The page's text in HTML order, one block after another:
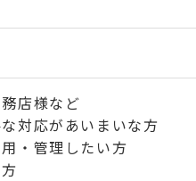
店様など
対応があいまいな方
・管理したい方